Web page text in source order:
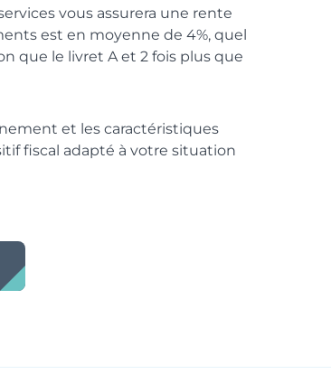
vous assurera une rente
est en moyenne de 4%, quel
que le livret A et 2 fois plus que
et les caractéristiques
fiscal adapté à votre situation